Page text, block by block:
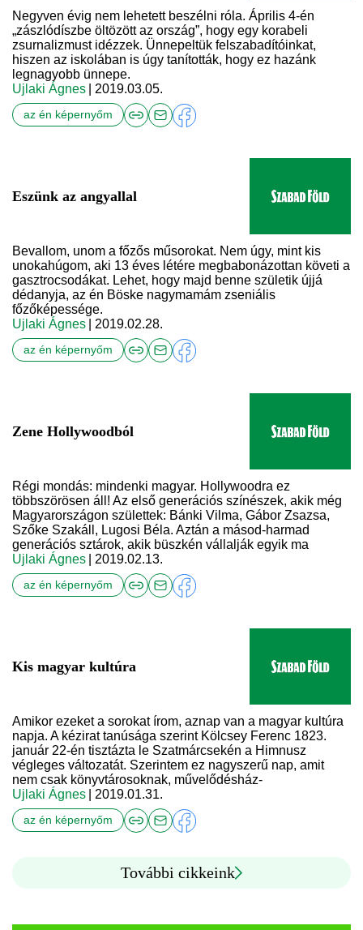
Negyven évig nem lehetett beszélni róla. Április 4-én
„zászlódíszbe öltözött az ország”, hogy egy korabeli
zsurnalizmust idézzek. Ünnepeltük felszabadítóinkat,
hiszen az iskolában is úgy tanították, hogy ez hazánk
legnagyobb ünnepe.
Ujlaki Ágnes
| 2019.03.05.
az én képernyőm
Eszünk az angyallal
Bevallom, unom a főzős műsorokat. Nem úgy, mint kis
unokahúgom, aki 13 éves létére megbabonázottan követi a
gasztrocsodákat. Lehet, hogy majd benne születik újjá
dédanyja, az én Böske nagymamám zseniális
főzőképessége.
Ujlaki Ágnes
| 2019.02.28.
az én képernyőm
Zene Hollywoodból
Régi mondás: mindenki magyar. Hollywoodra ez
többszörösen áll! Az első generációs színészek, akik még
Magyarországon születtek: Bánki Vilma, Gábor Zsazsa,
Szőke Szakáll, Lugosi Béla. Aztán a másod-harmad
generációs sztárok, akik büszkén vállalják egyik ma
Ujlaki Ágnes
| 2019.02.13.
az én képernyőm
Kis magyar kultúra
Amikor ezeket a sorokat írom, aznap van a magyar kultúra
napja. A kézirat tanúsága szerint Kölcsey Ferenc 1823.
január 22-én tisztázta le Szatmárcsekén a Himnusz
végleges változatát. Szerintem ez nagyszerű nap, amit
nem csak könyvtárosoknak, művelődésház-
Ujlaki Ágnes
| 2019.01.31.
az én képernyőm
További cikkeink